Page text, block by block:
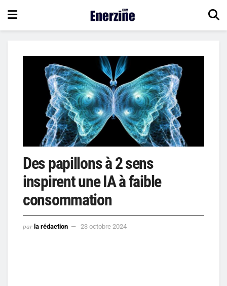
Des papillons à 2 sens
inspirent une IA à faible
consommation
par la rédaction 23 octobre 2024